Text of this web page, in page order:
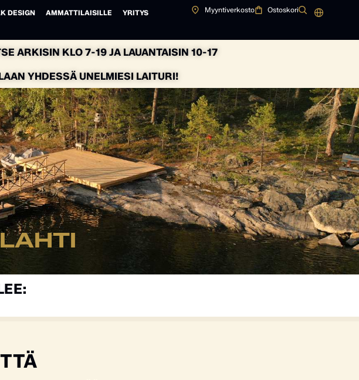
DESIGN AMMATTILAISILLE
YRITYS
Myyntiverkosto Ostoskori
ARKISIN KLO 7-19 JA LAUANTAISIN 10-17
YHDESSÄ UNELMIESI LAITURI!